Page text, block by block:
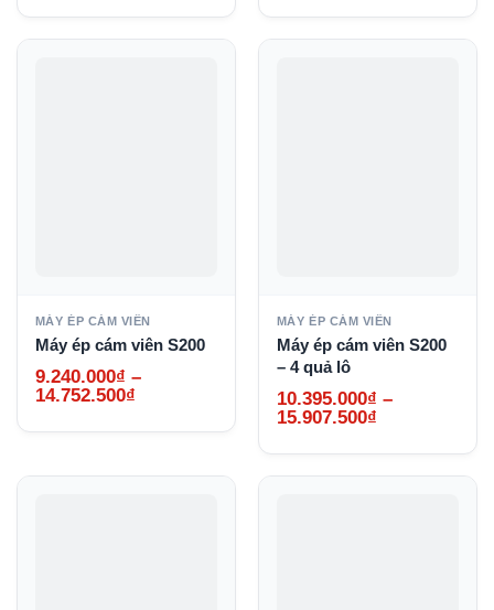
từ
8.347.500₫
từ
10.920.000₫
MÁY ÉP CÁM VIÊN
Máy ép cám viên S200
9.240.000₫ –
14.752.500₫Khoảng
từ
MÁY ÉP CÁM VIÊN
Máy ép cám viên S200
– 4 quả lô
10.395.000₫ –
15.907.500₫Khoảng
từ
10.395.000₫